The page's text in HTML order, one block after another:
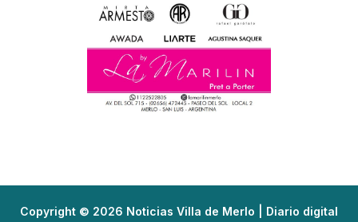
Copyright © 2026 Noticias Villa de Merlo | Diario digital